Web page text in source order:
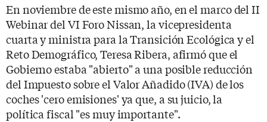
En noviembre de este mismo año, en el marco del II
Webinar del VI Foro Nissan, la vicepresidenta
cuarta y ministra para la Transición Ecológica y el
Reto Demográfico, Teresa Ribera, afirmó que el
Gobierno estaba "abierto" a una posible reducción
del Impuesto sobre el Valor Añadido (IVA) de los
coches 'cero emisiones' ya que, a su juicio, la
política fiscal "es muy importante".